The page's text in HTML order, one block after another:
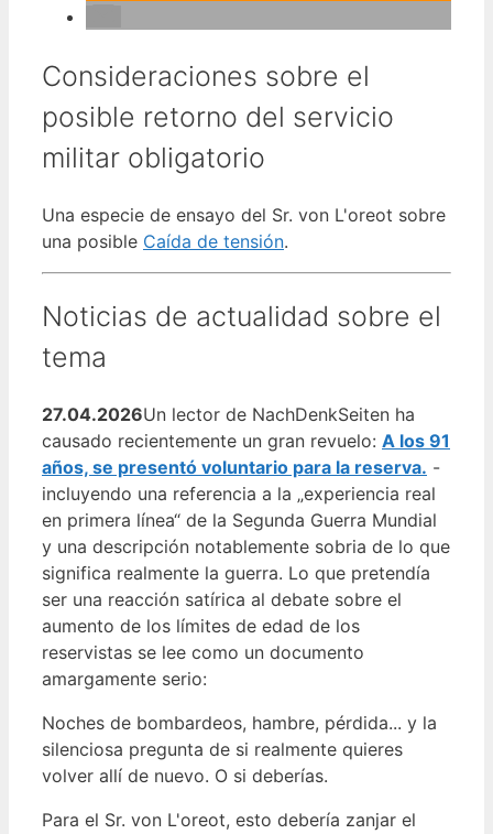
Consideraciones sobre el
posible retorno del servicio
militar obligatorio
Una especie de ensayo del Sr. von L'oreot sobre
una posible Caída de tensión.
Noticias de actualidad sobre el
tema
27.04.2026Un lector de NachDenkSeiten ha
causado recientemente un gran revuelo: A los 91
años, se presentó voluntario para la reserva. -
incluyendo una referencia a la „experiencia real
en primera línea“ de la Segunda Guerra Mundial
y una descripción notablemente sobria de lo que
significa realmente la guerra. Lo que pretendía
ser una reacción satírica al debate sobre el
aumento de los límites de edad de los
reservistas se lee como un documento
amargamente serio:
Noches de bombardeos, hambre, pérdida... y la
silenciosa pregunta de si realmente quieres
volver allí de nuevo. O si deberías.
Para el Sr. von L'oreot, esto debería zanjar el